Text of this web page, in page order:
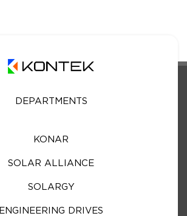
DEPARTMENTS
KONAR
SOLAR ALLIANCE
SOLARGY
ENGINEERING DRIVES